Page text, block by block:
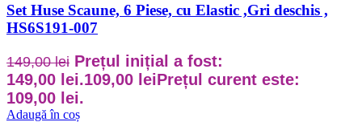
Set Huse Scaune, 6 Piese, cu Elastic ,Gri deschis ,
HS6S191-007
149,00lei Prețul inițial a fost:
149,00 lei.109,00 leiPrețul curent este:
109,00 lei.
Adaugă în coș